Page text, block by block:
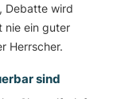
Debatte wird
nie ein guter
Herrscher.
sind